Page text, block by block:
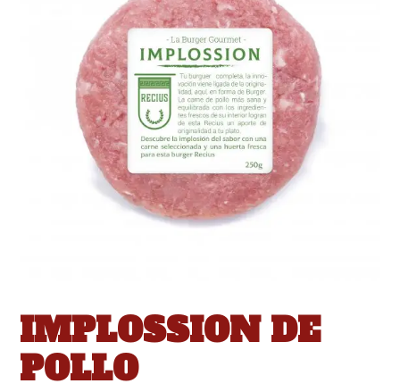
IMPLOSSION DE
POLLO